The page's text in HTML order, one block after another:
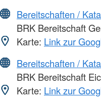
Bereitschaften /
BRK Bereitschaft
Karte: Link zur
Bereitschaften /
BRK Bereitschaft
Karte: Link zur